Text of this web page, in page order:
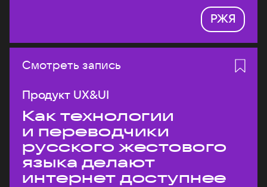
РЖЯ
Смотреть запись
Продукт UX&UI
Как технологии
и переводчики
русского жестового
языка делают
интернет доступнее